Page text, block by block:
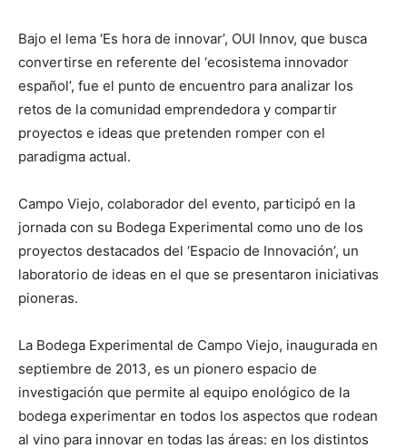
Bajo el lema ‘Es hora de innovar’, OUI Innov, que busca
convertirse en referente del ‘ecosistema innovador
español’, fue el punto de encuentro para analizar los
retos de la comunidad emprendedora y compartir
proyectos e ideas que pretenden romper con el
paradigma actual.
Campo Viejo, colaborador del evento, participó en la
jornada con su Bodega Experimental como uno de los
proyectos destacados del ‘Espacio de Innovación’, un
laboratorio de ideas en el que se presentaron iniciativas
pioneras.
La Bodega Experimental de Campo Viejo, inaugurada en
septiembre de 2013, es un pionero espacio de
investigación que permite al equipo enológico de la
bodega experimentar en todos los aspectos que rodean
al vino para innovar en todas las áreas: en los distintos